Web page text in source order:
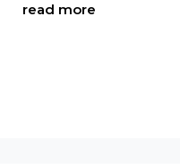
read more